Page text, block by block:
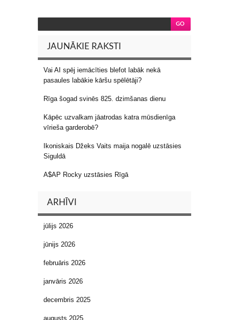
JAUNĀKIE RAKSTI
Vai AI spēj iemācīties blefot labāk nekā
pasaules labākie kāršu spēlētāji?
Rīga šogad svinēs 825. dzimšanas dienu
Kāpēc uzvalkam jāatrodas katra mūsdienīga
vīrieša garderobē?
Ikoniskais Džeks Vaits maija nogalē uzstāsies
Siguldā
A$AP Rocky uzstāsies Rīgā
ARHĪVI
jūlijs 2026
jūnijs 2026
februāris 2026
janvāris 2026
decembris 2025
augusts 2025